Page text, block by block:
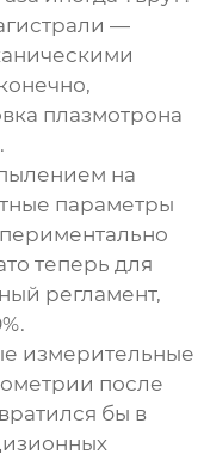
—
плазмотрона
на
параметры
теперь для
регламент,
измерительные
после
бы в